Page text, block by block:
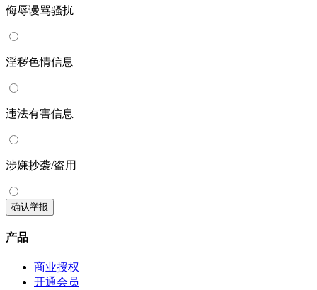
侮辱谩骂骚扰
淫秽色情信息
违法有害信息
涉嫌抄袭/盗用
确认举报
产品
商业授权
开通会员